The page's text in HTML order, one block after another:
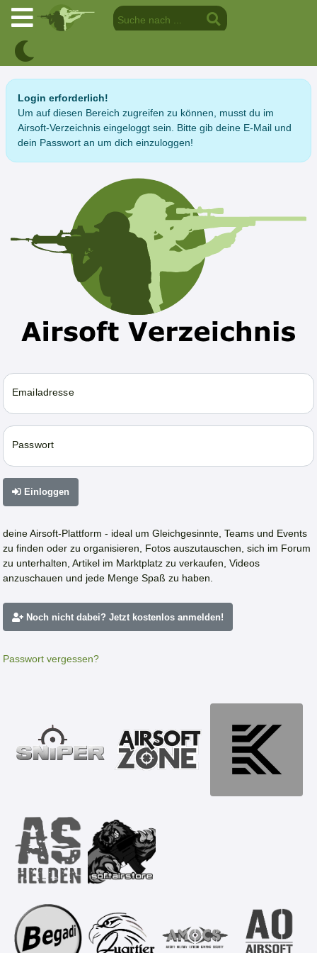
Login erforderlich!
Um auf diesen Bereich zugreifen zu können, musst du im
Airsoft-Verzeichnis eingeloggt sein. Bitte gib deine E-Mail und
dein Passwort an um dich einzuloggen!
Emailadresse
Passwort
Einloggen
deine Airsoft-Plattform - ideal um Gleichgesinnte, Teams und Events
zu finden oder zu organisieren, Fotos auszutauschen, sich im Forum
zu unterhalten, Artikel im Marktplatz zu verkaufen, Videos
anzuschauen und jede Menge Spaß zu haben.
Noch nicht dabei? Jetzt kostenlos anmelden!
Passwort vergessen?